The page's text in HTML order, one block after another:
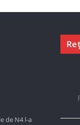
de N4 l-a